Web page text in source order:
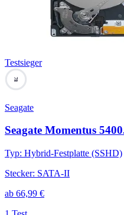
Testsieger
78
Seagate
Seagate Momentus
Typ: Hybrid-Festplatte (SSHD)
Stecker: SATA-II
ab 66,99 €